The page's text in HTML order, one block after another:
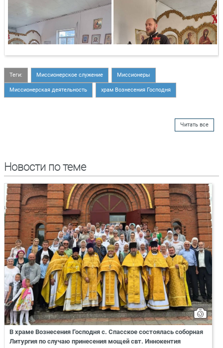
Теги: Миссионерское служение Миссионеры
Миссионерская деятельность храм Вознесения Господня
Читать все
Новости по теме
В храме Вознесения Господня с. Спасское состоялась соборная
Литургия по случаю принесения мощей свт. Иннокентия